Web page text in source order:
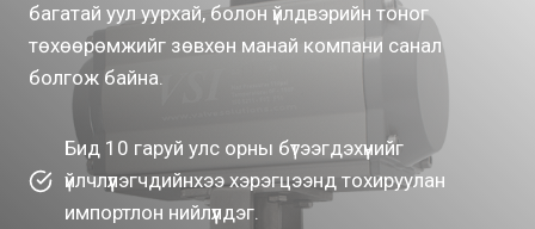
багатай уул уурхай, болон үйлдвэрийн тоног
төхөөрөмжийг зөвхөн манай компани санал
болгож байна.
Бид 10 гаруй улс орны бүтээгдэхүүнийг
үйлчлүүлэгчдийнхээ хэрэгцээнд тохируулан
импортлон нийлүүлдэг.